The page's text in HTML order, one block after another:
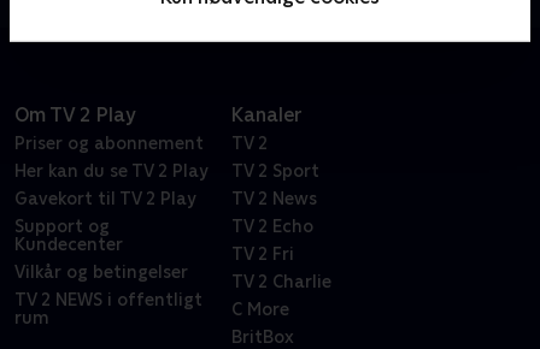
Om TV 2 Play
Priser og abonnement
Her kan du se TV 2 Play
Gavekort til TV 2 Play
Support og
Kundecenter
Vilkår og betingelser
TV 2 NEWS i offentligt
rum
Kanaler
TV 2
TV 2 Sport
TV 2 News
TV 2 Echo
TV 2 Fri
TV 2 Charlie
C More
BritBox